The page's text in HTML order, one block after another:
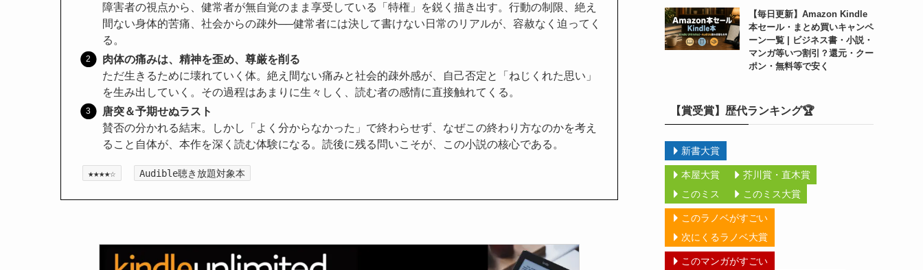
障害者の視点から、健常者が無自覚のまま享受している「特権」を鋭く描き出す。行動の制限、絶え
間ない身体的苦痛、社会からの疎外──健常者には決して書けない日常のリアルが、容赦なく迫ってく
る。
肉体の痛みは、精神を歪め、尊厳を削る
ただ生きるために壊れていく体。絶え間ない痛みと社会的疎外感が、自己否定と「ねじくれた思い」
を生み出していく。その過程はあまりに生々しく、読む者の感情に直接触れてくる。
唐突＆予期せぬラスト
賛否の分かれる結末。しかし「よく分からなかった」で終わらせず、なぜこの終わり方なのかを考え
ること自体が、本作を深く読む体験になる。読後に残る問いこそが、この小説の核心である。
★★★★☆ Audible聴き放題対象本
【毎日更新】Amazon Kindle
本セール・まとめ買いキャンペ
ーン一覧 | ビジネス書・小説・
マンガ等いつ割引？還元・クー
ポン・無料等で安く
【賞受賞】歴代ランキング🏆
新書大賞
本屋大賞
芥川賞・直木賞
このミス
このミス大賞
このラノベがすごい
次にくるラノベ大賞
このマンガがすごい